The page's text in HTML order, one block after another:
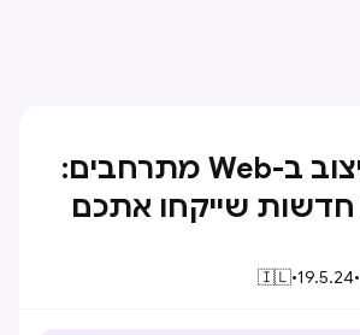
גבולות העיצוב ב-Web מתרחבים:
חדשות שייקחו אתכם
•
19.5.24
•
🇮🇱